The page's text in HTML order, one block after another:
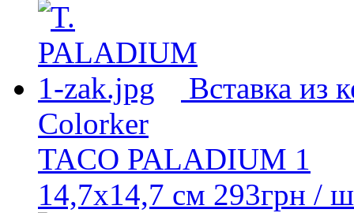
Вставка из
Colorker
TACO PALADIUM 1
14,7x14,7 см 293грн /